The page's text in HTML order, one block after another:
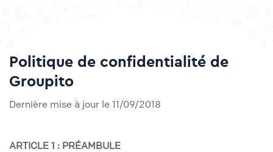
Politique de confidentialité de
Groupito
Dernière mise à jour le 11/09/2018
ARTICLE 1 : PRÉAMBULE